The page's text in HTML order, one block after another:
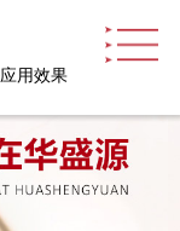
用效果